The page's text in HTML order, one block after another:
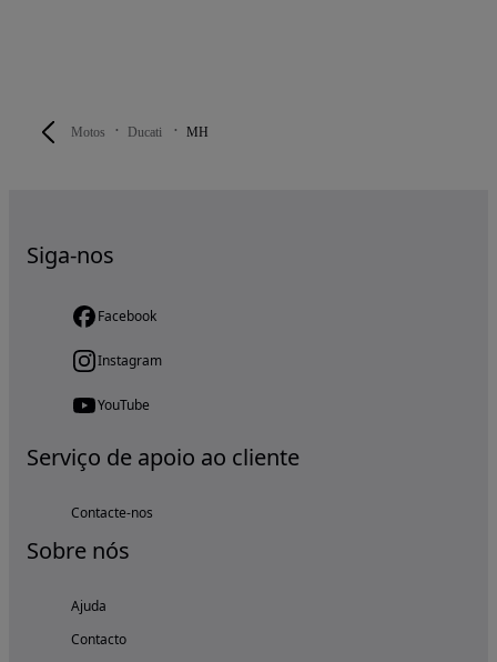
Motos Ducati MH
Siga-nos
Facebook
Instagram
YouTube
Serviço de apoio ao cliente
Contacte-nos
Sobre nós
Ajuda
Contacto